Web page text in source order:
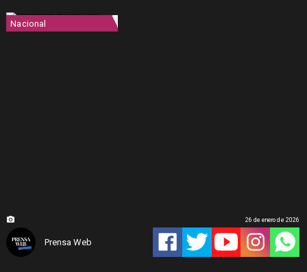
Nacional
Prensa Web
26 de enero de 2026